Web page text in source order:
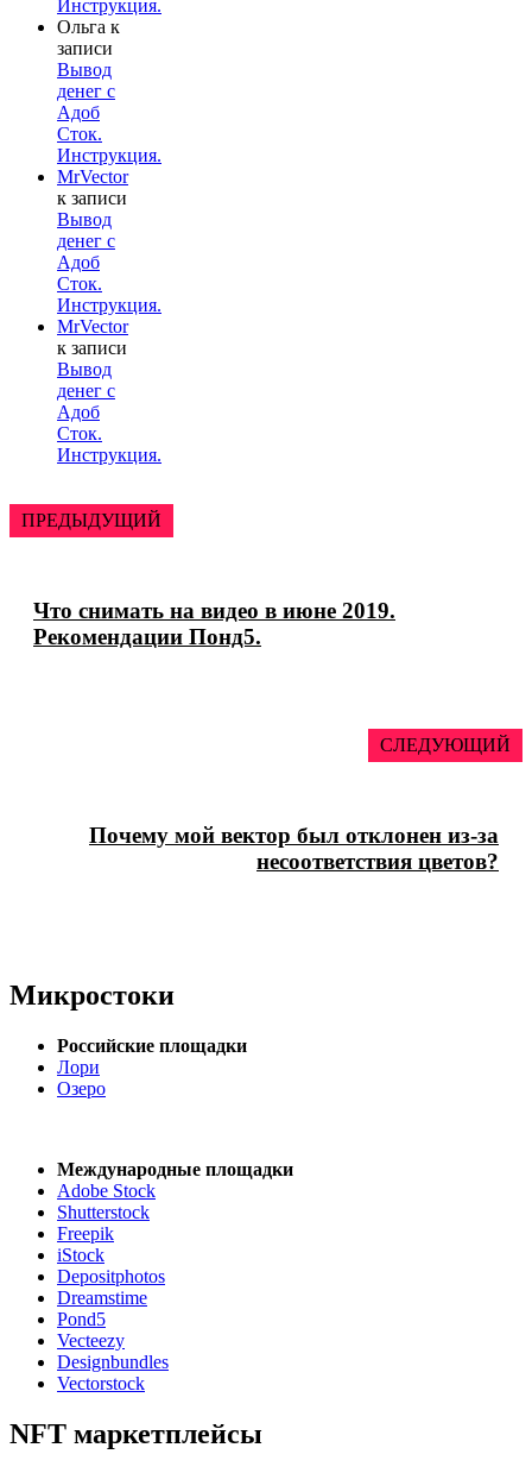
Инструкция.
Ольга к
записи
Вывод
денег с
Адоб
Сток.
Инструкция.
MrVector
к записи
Вывод
денег с
Адоб
Сток.
Инструкция.
MrVector
к записи
Вывод
денег с
Адоб
Сток.
Инструкция.
ПРЕДЫДУЩИЙ
Что снимать на видео в июне 2019.
Рекомендации Понд5.
СЛЕДУЮЩИЙ
Почему мой вектор был отклонен из-за
несоответствия цветов?
Микростоки
Российские площадки
Лори
Озеро
Международные площадки
Adobe Stock
Shutterstock
Freepik
iStock
Depositphotos
Dreamstime
Pond5
Vecteezy
Designbundles
Vectorstock
NFT маркетплейсы